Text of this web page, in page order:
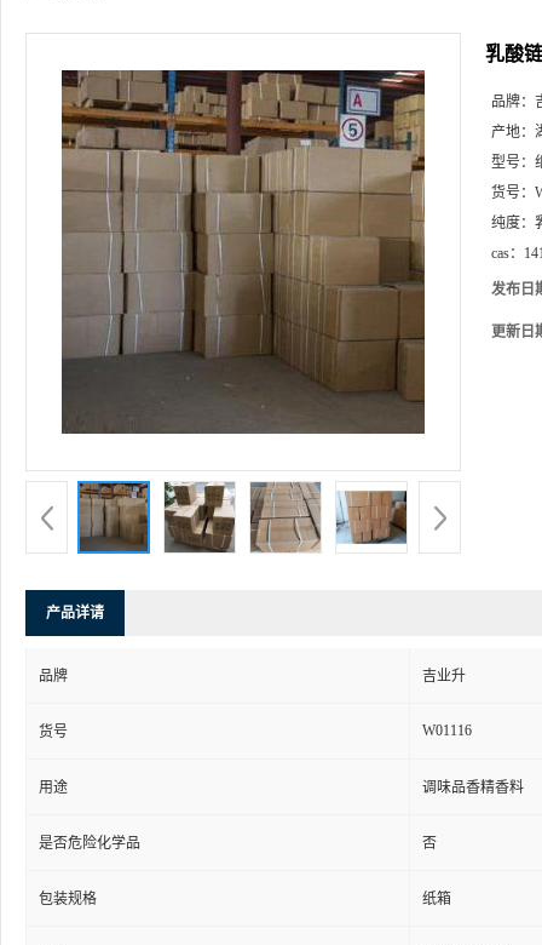
乳酸
品牌：
产地：
型号：
货号：
纯度：
cas：
发布日
更新日
产品详请
品牌 吉业升
货号 W01116
用途 调味品香精香料
是否危险化学品 否
包装规格 纸箱